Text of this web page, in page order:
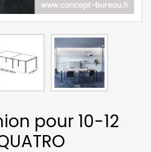
pour 10-12